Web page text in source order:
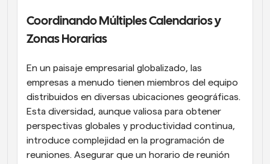
Coordinando Múltiples Calendarios y
Zonas Horarias
En un paisaje empresarial globalizado, las
empresas a menudo tienen miembros del equipo
distribuidos en diversas ubicaciones geográficas.
Esta diversidad, aunque valiosa para obtener
perspectivas globales y productividad continua,
introduce complejidad en la programación de
reuniones. Asegurar que un horario de reunión